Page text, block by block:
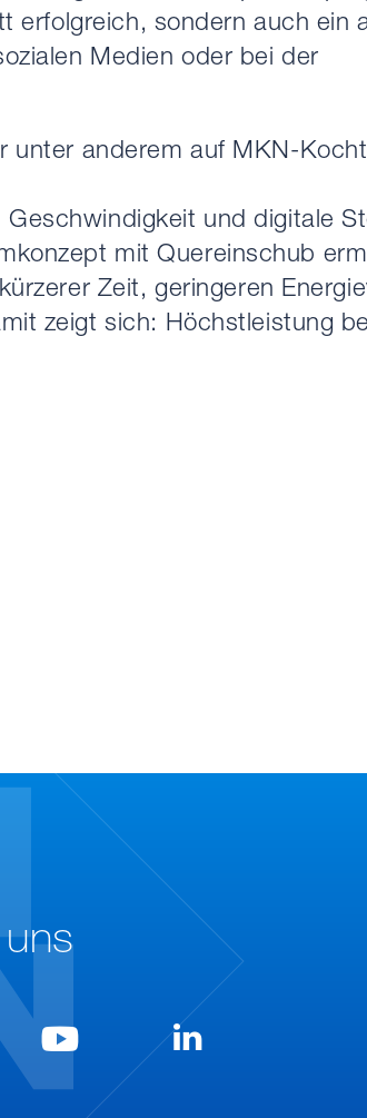
erfolgreich, sondern auch ein
Medien oder bei der
unter anderem auf MKN-
Geschwindigkeit und digitale
mit Quereinschub
Zeit, geringeren
zeigt sich: Höchstleistung